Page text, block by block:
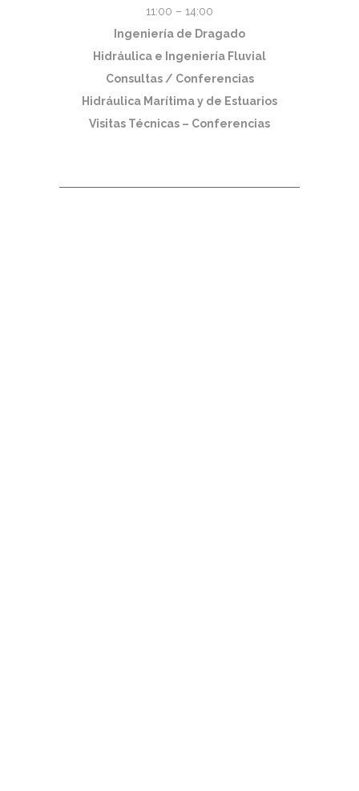
11:00 – 14:00
Ingeniería de Dragado
Hidráulica e Ingeniería Fluvial
Consultas / Conferencias
Hidráulica Marítima y de Estuarios
Visitas Técnicas – Conferencias